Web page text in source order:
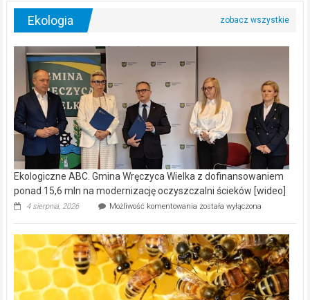
Ekologia
Ekologiczne ABC. Gmina Wręczyca Wielka z dofinansowaniem
ponad 15,6 mln na modernizację oczyszczalni ścieków [wideo]
4 sierpnia, 2026 Możliwość komentowania Ekologiczne
Wręczyca
Wielka
z
dofinansowaniem
ponad
15,6
została wyłączona